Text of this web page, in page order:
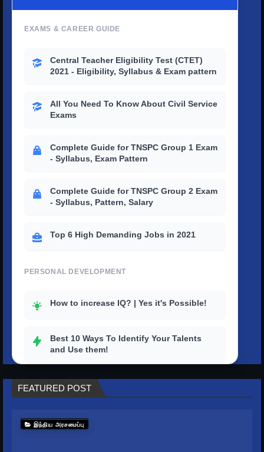
EXAMS & CAREER GUIDE
Central Teacher Eligibility Test (CTET)
2021 - Eligibility, Syllabus & Exam pattern
All You Need To Know About Civil Service
Exams
Complete Guide for TNSPC Group 1 Exam
- Syllabus, Exam Pattern
Complete Guide for TNSPC Group 2 Exam
- Syllabus, Pattern, Salary
Top 6 High Demanding Jobs in 2021
PERSONAL DEVELOPMENT
How to increase IQ? | Yes it's Possible!
Best 10 Ways To Identify Your Talents
and Use them!
How to outstand others with a strong
personality?
Top 10 tips to improve your productivity
FEATURED POST
இந்திய அரசமைப்பு